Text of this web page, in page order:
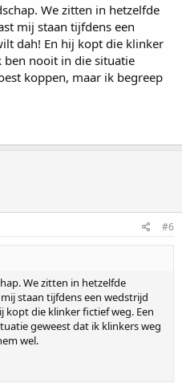
We zitten in hetzelfde
mij staan tijfdens een
dah! En hij kopt die klinker
ben nooit in die situatie
koppen, maar ik begreep
#6
We zitten in hetzelfde
staan tijfdens een wedstrijd
kopt die klinker fictief weg. Een
geweest dat ik klinkers weg
wel.